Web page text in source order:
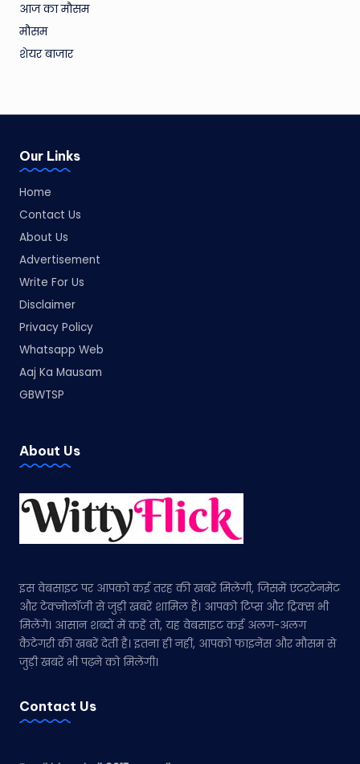
आज का मौसम
मौसम
शेयर बाजार
Our Links
Home
Contact Us
About Us
Advertisement
Write For Us
Disclaimer
Privacy Policy
Whatsapp Web
Aaj Ka Mausam
GBWTSP
About Us
इस वेबसाइट पर आपको कई तरह की खबरें मिलेंगी, जिसमें एंटरटेनमेंट
और टेक्नोलॉजी से जुड़ी खबरें शामिल हैं। आपको टिप्स और ट्रिक्स भी
मिलेंगे। आसान शब्दों में कहें तो, यह वेबसाइट कई अलग-अलग
कैटेगरी की खबरें देती है। इतना ही नहीं, आपको फाइनेंस और मौसम से
जुड़ी खबरें भी पढ़ने को मिलेंगी।
Contact Us